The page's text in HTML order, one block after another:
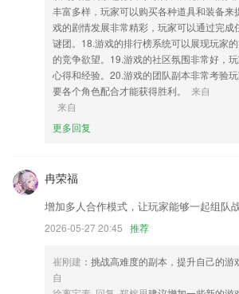
6.重难点内容也是给大家指点出来，让大家学习
国民彩票网app下载安装手机版更
新增用户协议隐私协议
冀云白洋淀客户端是安新县融媒体中心倾力打造
端，是以“新闻党建政务服务”为核心以“融汇精彩
合性新闻客户端，既权威理性丰富，又生动活跃
面地讲述安新好故事，传递安新好声音，树立安新
优化电池性能提高续航时间。
已借图书的bug修复
添加在线客服
以上就是国民彩票网app下载安装手机版的介绍
您可以到应用商店进行打分评论，说出您的使用
丰富多样，玩家可以购买各种道具和装备来
戏的剧情发展非常精彩，玩家可以通过完成
谜团。18.游戏的排行榜系统可以展现玩家
的竞争欲望。19.游戏的社区氛围非常好，
心得和经验。20.游戏的团队副本非常考验
要各个角色配合才能获得胜利。
来自
来自
更多回复
冉荣福
增加多人合作模式，让玩家能够一起组队
2026-05-27 20:45 推荐
崔刚建 ：挑战高难度的副本，提升自己的游
自